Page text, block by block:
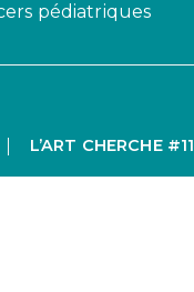
pédiatriques
L’ART CHERCHE #11